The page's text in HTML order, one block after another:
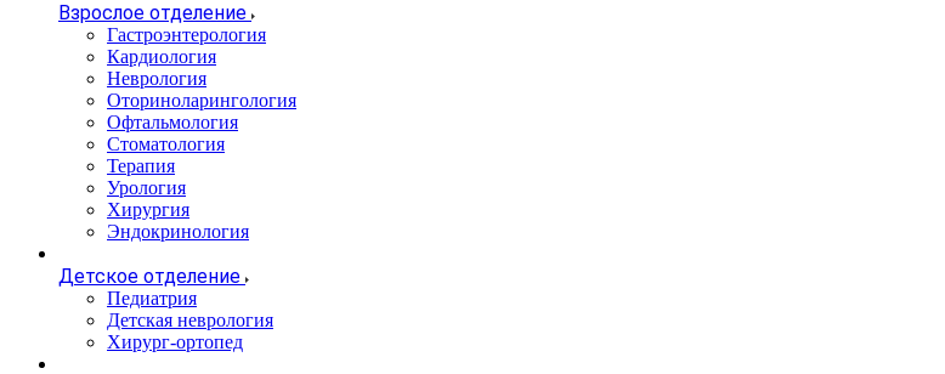
Взрослое отделение
Гастроэнтерология
Кардиология
Неврология
Оториноларингология
Офтальмология
Стоматология
Терапия
Урология
Хирургия
Эндокринология
Детское отделение
Педиатрия
Детская неврология
Хирург-ортопед